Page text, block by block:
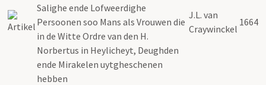
Salighe ende Lofweerdighe
Persoonen soo Mans als Vrouwen die
in de Witte Ordre van den H.
Norbertus in Heylicheyt, Deughden
ende Mirakelen uytgheschenen
hebben
J.L. van
Craywinckel
1664